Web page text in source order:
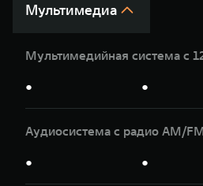
Мультимедиа
Мультимедийная система с
● ●
Аудиосистема с радио AM/
● ●